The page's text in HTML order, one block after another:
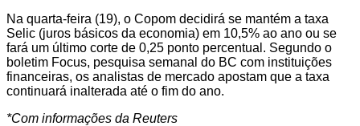
Na quarta-feira (19), o Copom decidirá se mantém a taxa
Selic (juros básicos da economia) em 10,5% ao ano ou se
fará um último corte de 0,25 ponto percentual. Segundo o
boletim Focus, pesquisa semanal do BC com instituições
financeiras, os analistas de mercado apostam que a taxa
continuará inalterada até o fim do ano.
*Com informações da Reuters